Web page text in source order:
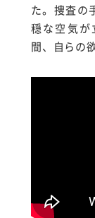
た。捜査の
穏な空気
間、自らの